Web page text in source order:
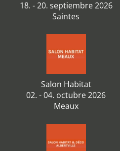
18. - 20. septiembre 2026
Saintes
Salon Habitat
02. - 04. octubre 2026
Meaux